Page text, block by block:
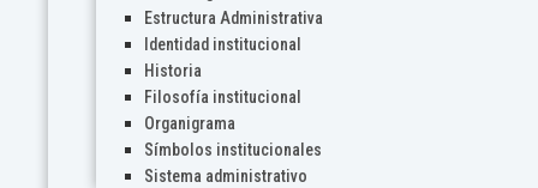
Estructura Administrativa
Identidad institucional
Historia
Filosofía institucional
Organigrama
Símbolos institucionales
Sistema administrativo